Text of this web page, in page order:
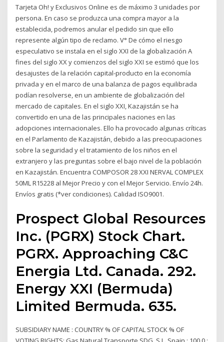
Tarjeta Oh! y Exclusivos Online es de máximo 3 unidades por
persona. En caso se produzca una compra mayor a la
establecida, podremos anular el pedido sin que ello
represente algún tipo de reclamo. V° De cómo el riesgo
especulativo se instala en el siglo XXI de la globalización A
fines del siglo XX y comienzos del siglo XXI se estimó que los
desajustes de la relación capital-producto en la economía
privada y en el marco de una balanza de pagos equilibrada
podían resolverse, en un ambiente de globalización del
mercado de capitales. En el siglo XXI, Kazajistán se ha
convertido en una de las principales naciones en las
adopciones internacionales. Ello ha provocado algunas críticas
en el Parlamento de Kazajistán, debido a las preocupaciones
sobre la seguridad y el tratamiento de los niños en el
extranjero y las preguntas sobre el bajo nivel de la población
en Kazajistán. Encuentra COMPOSOR 28 XXI NERVAL COMPLEX
50ML R15228 al Mejor Precio y con el Mejor Servicio. Envío 24h.
Envíos gratis (*ver condiciones). Calidad ISO9001.
Prospect Global Resources
Inc. (PGRX) Stock Chart.
PGRX. Approaching C&C
Energia Ltd. Canada. 292.
Energy XXI (Bermuda)
Limited Bermuda. 635.
SUBSIDIARY NAME : COUNTRY % OF CAPITAL STOCK % OF